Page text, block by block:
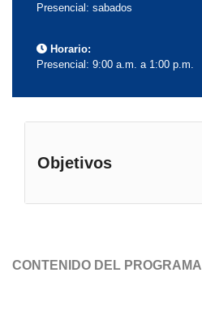
Presencial: sabados
Horario:
Presencial: 9:00 a.m. a 1:00 p.m.
Objetivos
CONTENIDO DEL PROGRAMA